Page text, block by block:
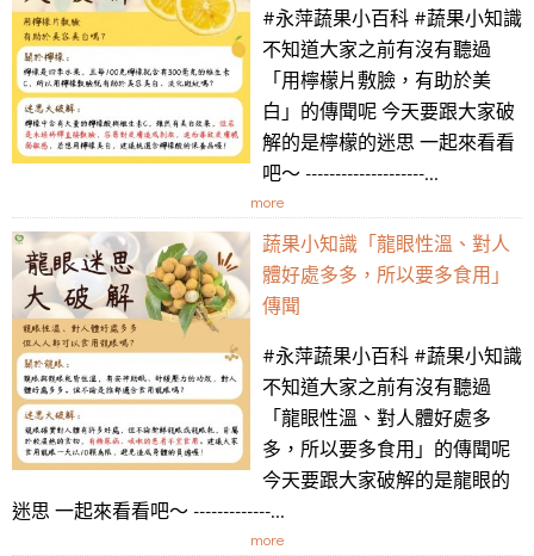
#永萍蔬果小百科 #蔬果小知識
不知道大家之前有沒有聽過
「用檸檬片敷臉，有助於美
白」的傳聞呢 今天要跟大家破
解的是檸檬的迷思 一起來看看
吧～ --------------------...
more
蔬果小知識「龍眼性溫、對人
體好處多多，所以要多食用」
傳聞
#永萍蔬果小百科 #蔬果小知識
不知道大家之前有沒有聽過
「龍眼性溫、對人體好處多
多，所以要多食用」的傳聞呢
今天要跟大家破解的是龍眼的
迷思 一起來看看吧～ -------------...
more